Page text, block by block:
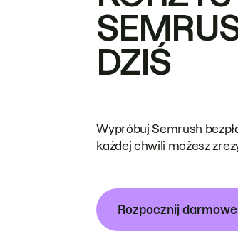
DZIŚ
Wypróbuj Semrush
każdej chwili możesz
Rozpocznij